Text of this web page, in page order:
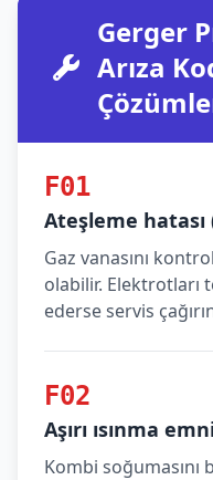
Gerger
Arıza
F01
Ateşleme hatası
Gaz vanasını
olabilir. Elektrotları
ederse servis
F02
Aşırı ısınma
Kombi soğumasını